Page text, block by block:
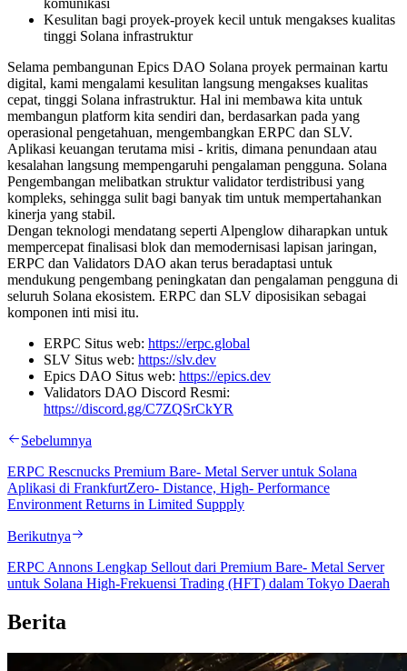
komunikasi
Kesulitan bagi proyek-proyek kecil untuk mengakses kualitas
tinggi Solana infrastruktur
Selama pembangunan Epics DAO Solana proyek permainan kartu
digital, kami mengalami kesulitan langsung mengakses kualitas
cepat, tinggi Solana infrastruktur. Hal ini membawa kita untuk
membangun platform kita sendiri dan, berdasarkan pada yang
operasional pengetahuan, mengembangkan ERPC dan SLV.
Aplikasi keuangan terutama misi - kritis, dimana penundaan atau
kesalahan langsung mempengaruhi pengalaman pengguna. Solana
Pengembangan melibatkan struktur validator terdistribusi yang
kompleks, sehingga sulit bagi banyak tim untuk mempertahankan
kinerja yang stabil.
Dengan teknologi mendatang seperti Alpenglow diharapkan untuk
mempercepat finalisasi blok dan memodernisasi lapisan jaringan,
ERPC dan Validators DAO akan terus beradaptasi untuk
mendukung pengembang peningkatan dan pengalaman pengguna di
seluruh Solana ekosistem. ERPC dan SLV diposisikan sebagai
komponen inti misi itu.
ERPC Situs web: https://erpc.global
SLV Situs web: https://slv.dev
Epics DAO Situs web: https://epics.dev
Validators DAO Discord Resmi:
https://discord.gg/C7ZQSrCkYR
Sebelumnya
ERPC Rescnucks Premium Bare- Metal Server untuk Solana
Aplikasi di FrankfurtZero- Distance, High- Performance
Environment Returns in Limited Suppply
Berikutnya
ERPC Annons Lengkap Sellout dari Premium Bare- Metal Server
untuk Solana High-Frekuensi Trading (HFT) dalam Tokyo Daerah
Berita